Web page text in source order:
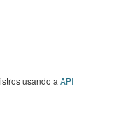
usando a API